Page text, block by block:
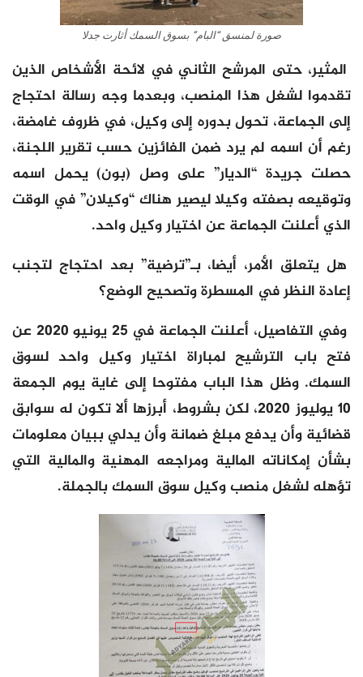
صورة لمنسق “البام” بسوق السمك أثارت جدلا
المثير، حتى المرشح الثاني في لائحة الأشخاص الذين
تقدموا لشغل هذا المنصب، وبعدما وجه رسالة احتجاج
إلى الجماعة، تحول بدوره إلى وكيل، في ظروف غامضة،
رغم أن اسمه لم يرد ضمن الفائزين حسب تقرير اللجنة،
حصلت جريدة “الديار” على وصل (بون) يحمل اسمه
وتوقيعه بصفته وكيلا ليصير هناك “وكيلان” في الوقت
الذي أعلنت الجماعة عن اختيار وكيل واحد.
هل يتعلق الأمر، أيضا، بـ”ترضية” بعد احتجاج لتجنب
إعادة النظر في المسطرة وتصحيح الوضع؟
وفي التفاصيل، أعلنت الجماعة في 25 يونيو 2020 عن
فتح باب الترشيح لمباراة اختيار وكيل واحد لسوق
السمك. وظل هذا الباب مفتوحا إلى غاية يوم الجمعة
10 يوليوز 2020، لكن بشروط، أبرزها ألا تكون له سوابق
قضائية وأن يدفع مبلغ ضمانة وأن يدلي ببيان معلومات
بشأن إمكاناته المالية ومراجعه المهنية والمالية التي
تؤهله لشغل منصب وكيل سوق السمك بالجملة.